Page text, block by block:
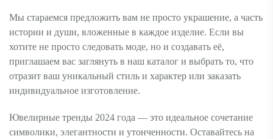
Мы стараемся предложить вам не просто украшение, а часть
истории и души, вложенные в каждое изделие. Если вы
хотите не просто следовать моде, но и создавать её,
приглашаем вас заглянуть в наш каталог и выбрать то, что
отразит ваш уникальный стиль и характер или заказать
индивидуальное изготовление.
Ювелирные тренды 2024 года — это идеальное сочетание
символики, элегантности и утонченности. Оставайтесь на